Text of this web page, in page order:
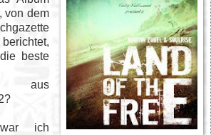
von dem
beste
aus
ich